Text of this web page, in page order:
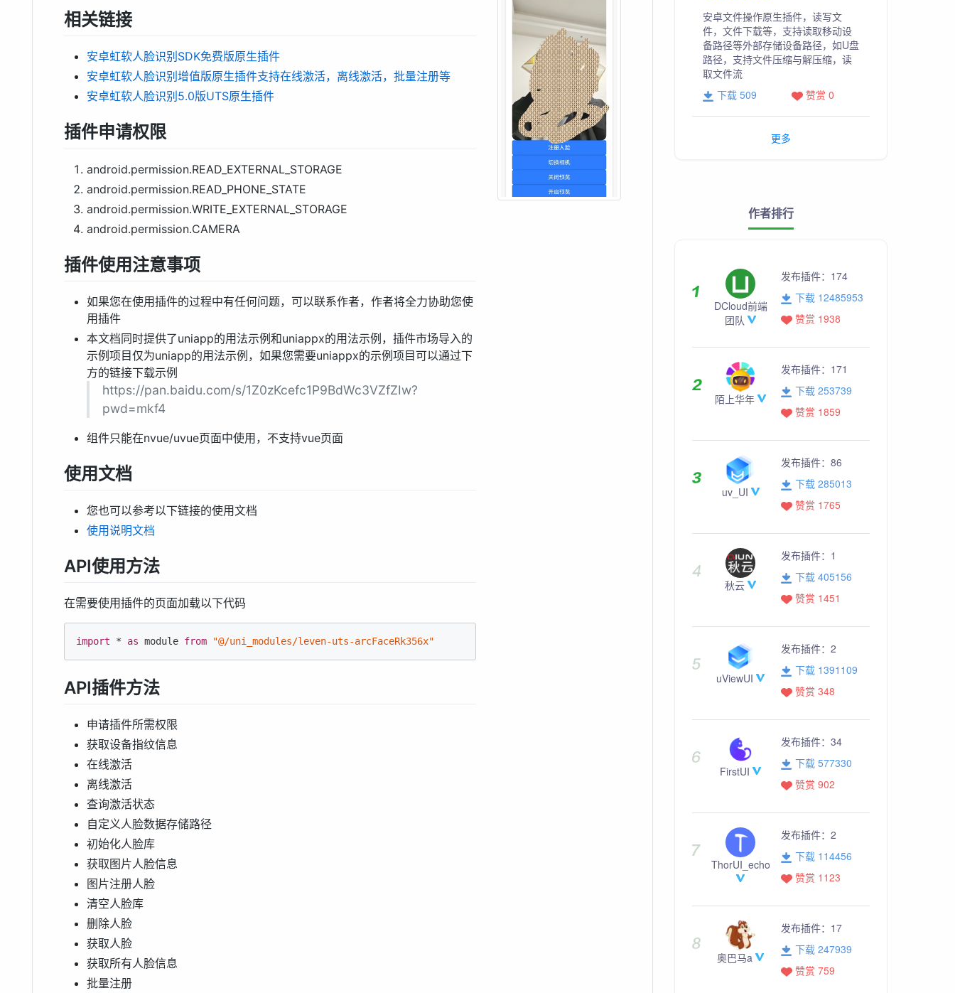
相关链接
安卓虹软人脸识别SDK免费版原生插件
安卓虹软人脸识别增值版原生插件支持在线激活，离线激活，批量注册等
安卓虹软人脸识别5.0版UTS原生插件
插件申请权限
android.permission.READ_EXTERNAL_STORAGE
android.permission.READ_PHONE_STATE
android.permission.WRITE_EXTERNAL_STORAGE
android.permission.CAMERA
插件使用注意事项
如果您在使用插件的过程中有任何问题，可以联系作者，作者将全力协助您使
用插件
本文档同时提供了uniapp的用法示例和uniappx的用法示例，插件市场导入的
示例项目仅为uniapp的用法示例，如果您需要uniappx的示例项目可以通过下
方的链接下载示例
https://pan.baidu.com/s/1Z0zKcefc1P9BdWc3VZfZIw?
pwd=mkf4
组件只能在nvue/uvue页面中使用，不支持vue页面
使用文档
您也可以参考以下链接的使用文档
使用说明文档
API使用方法
在需要使用插件的页面加载以下代码
import * as module from "@/uni_modules/leven-uts-arcFaceRk356x"
API插件方法
申请插件所需权限
获取设备指纹信息
在线激活
离线激活
查询激活状态
自定义人脸数据存储路径
初始化人脸库
获取图片人脸信息
图片注册人脸
清空人脸库
删除人脸
获取人脸
获取所有人脸信息
批量注册
安卓文件操作原生插件，读写文
件，文件下载等，支持读取移动设
备路径等外部存储设备路径，如U盘
路径，支持文件压缩与解压缩，读
取文件流
下载 509
赞赏 0
更多
作者排行
DCloud前端
团队
发布插件： 174
下载 12485953
赞赏 1938
陌上华年
发布插件： 171
下载 253739
赞赏 1859
uv_UI
发布插件： 86
下载 285013
赞赏 1765
秋云
发布插件： 1
下载 405156
赞赏 1451
uViewUI
发布插件： 2
下载 1391109
赞赏 348
FirstUI
发布插件： 34
下载 577330
赞赏 902
ThorUI_echo
发布插件： 2
下载 114456
赞赏 1123
奥巴马a
发布插件： 17
下载 247939
赞赏 759